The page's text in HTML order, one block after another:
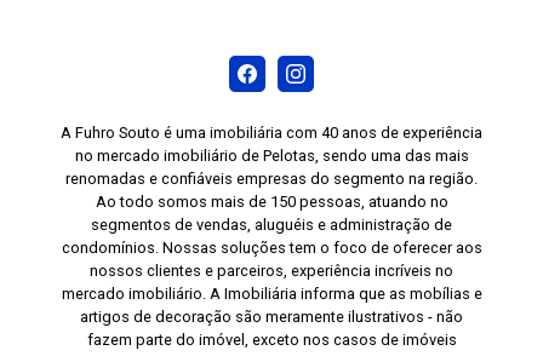
dormitórios, proporcionando conforto e um
ambiente acolhedor. Revestimento cerâmico nas
áreas molhadas, facilitando a limpeza e a
manutenção. Janela com rede de proteção,
oferecendo mais segurança para famílias com
crianças e animais de estimação. Ar-
condicionado split instalado no dormitório
principal. Se você procura um apartamento que
ofereça conforto, praticidade e uma excelente
localização, esta é uma ótima oportunidade.
A Fuhro Souto é uma imobiliária com 40 anos de experiência
no mercado imobiliário de Pelotas, sendo uma das mais
renomadas e confiáveis empresas do segmento na região.
Ao todo somos mais de 150 pessoas, atuando no
segmentos de vendas, aluguéis e administração de
condomínios. Nossas soluções tem o foco de oferecer aos
nossos clientes e parceiros, experiência incríveis no
mercado imobiliário. A Imobiliária informa que as mobílias e
artigos de decoração são meramente ilustrativos - não
fazem parte do imóvel, exceto nos casos de imóveis